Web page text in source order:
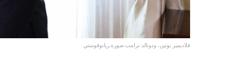
فلاديمير بوتين، ودونالد ترامب.صورة.ريانوفوستي